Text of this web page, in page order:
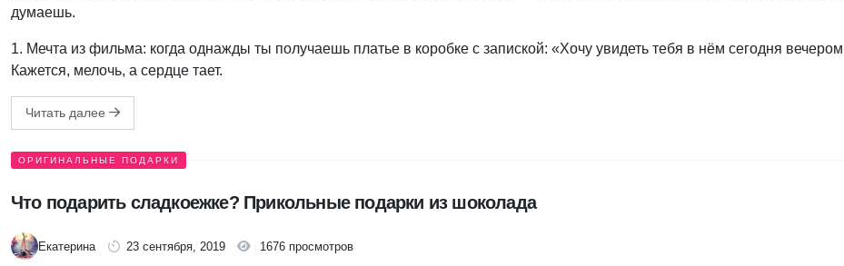
думаешь.
1. Мечта из фильма: когда однажды ты получаешь платье в коробке с запиской: «Хочу увидеть тебя в нём сегодня
Кажется, мелочь, а сердце тает.
Читать далее
ОРИГИНАЛЬНЫЕ ПОДАРКИ
Что подарить сладкоежке? Прикольные подарки из шоколада
Екатерина 23 сентября, 2019 1676 просмотров